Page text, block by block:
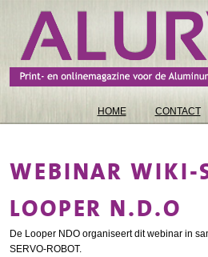
HOME CONTACT
WEBINAR WIKI-
LOOPER N.D.O
De Looper NDO organiseert dit webinar in
SERVO-ROBOT.